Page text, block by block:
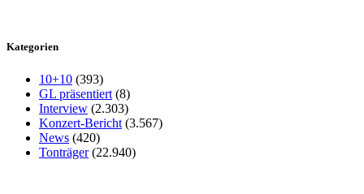
Kategorien
10+10 (393)
GL präsentiert (8)
Interview (2.303)
Konzert-Bericht (3.567)
News (420)
Tonträger(22.940)